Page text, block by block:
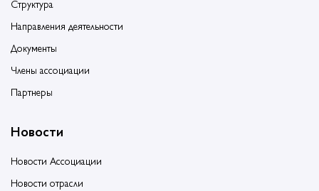
Структура
Направления деятельности
Документы
Члены ассоциации
Партнеры
Новости
Новости Ассоциации
Новости отрасли